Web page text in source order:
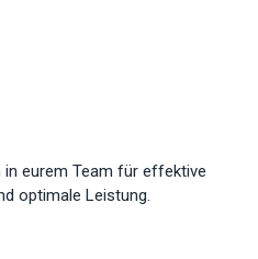
eurem Team für effektive
optimale Leistung.